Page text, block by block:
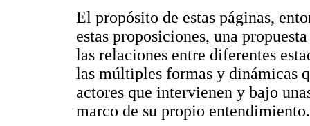
El propósito de estas páginas,
estas proposiciones, una
las relaciones entre diferentes
las múltiples formas y dinámicas
actores que intervienen y bajo
marco de su propio entendimiento.